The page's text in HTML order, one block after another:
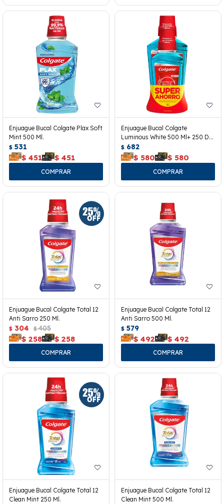
Enjuague Bucal Colgate Plax Soft
Mint 500 Ml.
$ 531
$ 451 $ 451
Enjuague Bucal Colgate
Luminous White 500 Ml+ 250 De
Regalo.
$ 682
$ 580 $ 580
Enjuague Bucal Colgate Total 12
Anti Sarro 250 Ml.
$ 304 $ 405
$ 258 $ 258
Enjuague Bucal Colgate Total 12
Anti Sarro 500 Ml.
$ 579
$ 492 $ 492
Enjuague Bucal Colgate Total 12
Clean Mint 250 Ml.
Enjuague Bucal Colgate Total 12
Clean Mint 500 Ml.